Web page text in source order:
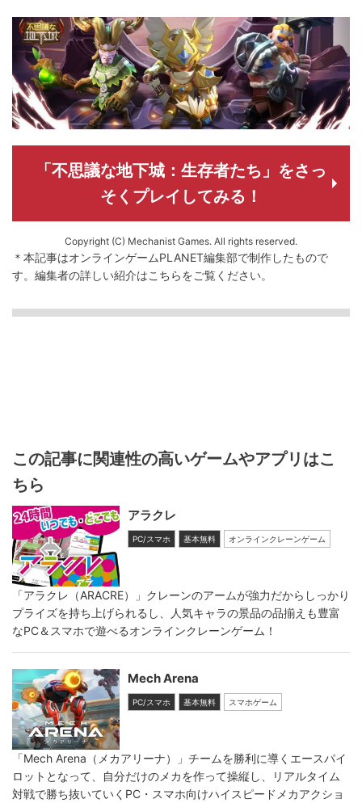
「不思議な地下城：生存者たち」をさっ
そくプレイしてみる！
Copyright (C) Mechanist Games. All rights reserved.
＊本記事はオンラインゲームPLANET編集部で制作したもので
す。 編集者の詳しい紹介はこちらをご覧ください。
この記事に関連性の高いゲームやアプリはこ
ちら
アラクレ
PC/スマホ 基本無料 オンラインクレーンゲーム
「アラクレ（ARACRE）」クレーンのアームが強力だからしっかり
プライズを持ち上げられるし、人気キャラの景品の品揃えも豊富
なPC＆スマホで遊べるオンラインクレーンゲーム！
Mech Arena
PC/スマホ 基本無料 スマホゲーム
「Mech Arena（メカアリーナ）」チームを勝利に導くエースパイ
ロットとなって、自分だけのメカを作って操縦し、リアルタイム
対戦で勝ち抜いていくPC・スマホ向けハイスピードメカアクショ